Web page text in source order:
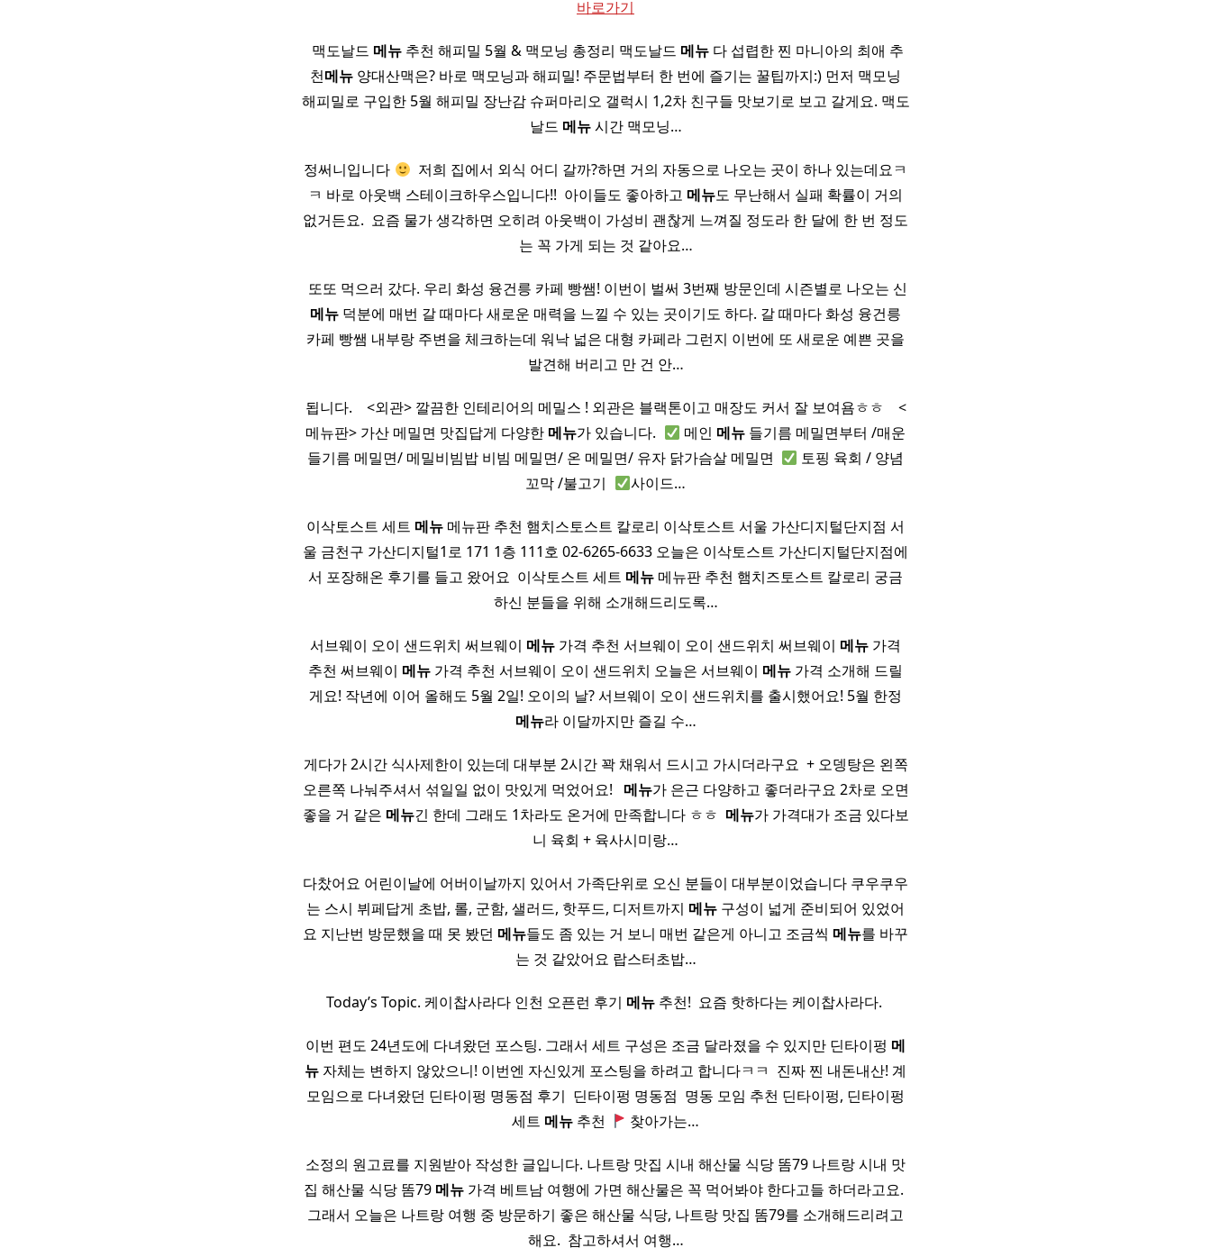
바로가기
​ 맥도날드 메뉴추천 해피밀 5월 & 맥모닝 총정리 맥도날드 메뉴다 섭렵한 찐 마니아의 최애 추
천메뉴 양대산맥은? 바로 맥모닝과 해피밀! 주문법부터 한 번에 즐기는 꿀팁까지:) 먼저 맥모닝
해피밀로 구입한 5월 해피밀 장난감 슈퍼마리오 갤럭시 1,2차 친구들 맛보기로 보고 갈게요. 맥도
날드 메뉴시간 맥모닝…
정써니입니다
​ 저희 집에서 외식 어디 갈까?하면 거의 자동으로 나오는 곳이 하나 있는데요ㅋ
ㅋ 바로 아웃백 스테이크하우스입니다!! ​ 아이들도 좋아하고 메뉴도 무난해서 실패 확률이 거의
없거든요. ​ 요즘 물가 생각하면 오히려 아웃백이 가성비 괜찮게 느껴질 정도라 한 달에 한 번 정도
는 꼭 가게 되는 것 같아요…
​ 또또 먹으러 갔다. 우리 화성 융건릉 카페 빵쌤! 이번이 벌써 3번째 방문인데 시즌별로 나오는 신
메뉴 덕분에 매번 갈 때마다 새로운 매력을 느낄 수 있는 곳이기도 하다. 갈 때마다 화성 융건릉
카페 빵쌤 내부랑 주변을 체크하는데 워낙 넓은 대형 카페라 그런지 이번에 또 새로운 예쁜 곳을
발견해 버리고 만 건 안…
됩니다. ​ ​ ​ <외관> 깔끔한 인테리어의 메밀스 ! 외관은 블랙톤이고 매장도 커서 잘 보여욤ㅎㅎ ​ ​ ​ <
메뉴판> 가산 메밀면 맛집답게 다양한 메뉴가 있습니다. ​ 메인 메뉴들기름 메밀면부터 /매운
들기름 메밀면/ 메밀비빔밥 비빔 메밀면/ 온 메밀면/ 유자 닭가슴살 메밀면 ​
토핑 육회 / 양념
꼬막 /불고기 ​
사이드…
이삭토스트 세트 메뉴 메뉴판 추천 햄치스토스트 칼로리 이삭토스트 서울 가산디지털단지점 서
울 금천구 가산디지털1로 171 1층 111호 02-6265-6633 오늘은 이삭토스트 가산디지털단지점에
서 포장해온 후기를 들고 왔어요 ​ 이삭토스트 세트 메뉴 메뉴판 추천 햄치즈토스트 칼로리 궁금
하신 분들을 위해 소개해드리도록…
서브웨이 오이 샌드위치 써브웨이 메뉴 가격 추천 서브웨이 오이 샌드위치 써브웨이 메뉴 가격
추천 써브웨이 메뉴 가격 추천 서브웨이 오이 샌드위치 오​늘은 서브웨이 메뉴 가격 소개해 드릴
게요! 작년에 이어 올해도 5월 2일! 오이의 날? 서브웨이 오이 샌드위치를 출시했어요! 5월 한정
메뉴라 이달까지만 즐길 수…
게다가 2시간 식사제한이 있는데 대부분 2시간 꽉 채워서 드시고 가시더라구요 ​ + 오뎅탕은 왼쪽
오른쪽 나눠주셔서 섞일일 없이 맛있게 먹었어요! ​ ​ 메뉴가 은근 다양하고 좋더라구요 2차로 오면
좋을 거 같은 메뉴긴 한데 그래도 1차라도 온거에 만족합니다 ㅎㅎ ​ 메뉴가 가격대가 조금 있다보
니 육회 + 육사시미랑…
다찼어요 어린이날에 어버이날까지 있어서 가족단위로 오신 분들이 대부분이었습니다 쿠우쿠우
는 스시 뷔페답게 초밥, 롤, 군함, 샐러드, 핫푸드, 디저트까지 메뉴 구성이 넓게 준비되어 있었어
요 지난번 방문했을 때 못 봤던 메뉴들도 좀 있는 거 보니 매번 같은게 아니고 조금씩 메뉴를 바꾸
는 것 같았어요 랍스터초밥…
Today’s Topic. 케이찹사라다 인천 오픈런 후기 메뉴추천! ​ 요즘 핫하다는 케이찹사라다. ​
이번 편도 24년도에 다녀왔던 포스팅. 그래서 세트 구성은 조금 달라졌을 수 있지만 딘타이펑 메
뉴 자체는 변하지 않았으니! 이번엔 자신있게 포스팅을 하려고 합니다ㅋㅋ ​ 진짜 찐 내돈내산! 계
모임으로 다녀왔던 딘타이펑 명동점 후기 ​ 딘타이펑 명동점 ​ 명동 모임 추천 딘타이펑, 딘타이펑
세트 메뉴 추천 찾아가는…
소정의 원고료를 지원받아 작성한 글입니다. 나트랑 맛집 시내 해산물 식당 똠79 나트랑 시내 맛
집 해산물 식당 똠79 메뉴 가격 베트남 여행에 가면 해산물은 꼭 먹어봐야 한다고들 하더라고요. ​
그래서 오늘은 나트랑 여행 중 방문하기 좋은 해산물 식당, 나트랑 맛집 똠79를 소개해드리려고
해요. ​ 참고하셔서 여행…